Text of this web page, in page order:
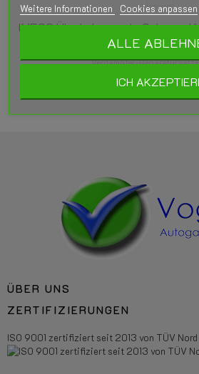
IMPCO Überholungssatz Cobra und
Reparatursatz
Verdampfer-
ÜBER UNS
ZERTIFIZIERUNGEN
ISO 9001 zertifiziert seit 2013 von TÜV Nord
Weitere Informationen Cookies anpassen
ALLE
ICH